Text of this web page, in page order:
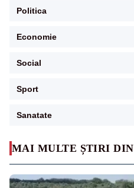
MAI MULTE ȘTIRI DIN
Politica
Economie
Social
Sport
Sanatate